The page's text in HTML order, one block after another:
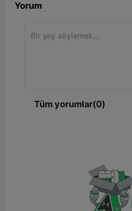
Yorum
Tüm yorumlar(0)